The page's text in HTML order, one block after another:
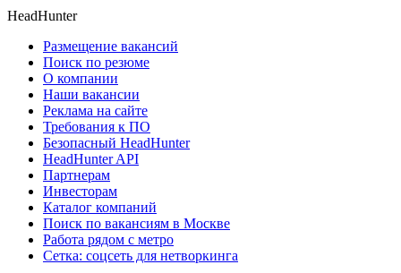
HeadHunter
Размещение вакансий
Поиск по резюме
О компании
Наши вакансии
Реклама на сайте
Требования к ПО
Безопасный HeadHunter
HeadHunter API
Партнерам
Инвесторам
Каталог компаний
Поиск по вакансиям в Москве
Работа рядом с метро
Сетка: соцсеть для нетворкинга